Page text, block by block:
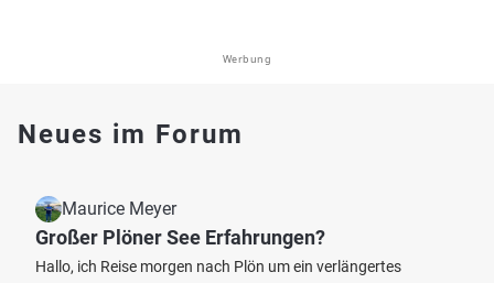
Werbung
Neues im Forum
Maurice Meyer
Großer Plöner See Erfahrungen?
Hallo, ich Reise morgen nach Plön um ein verlängertes